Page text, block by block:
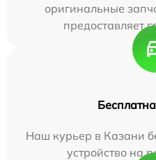
оригинальные
предоставляет
Наш курьер в Казани
устройство на